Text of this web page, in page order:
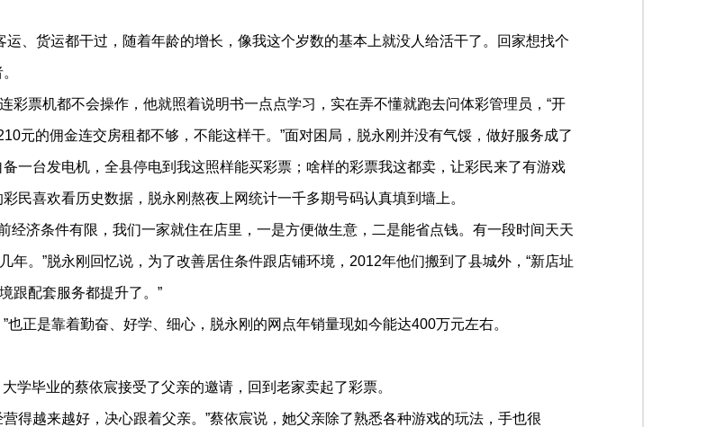
、货运都干过，随着年龄的增长，像我这个岁数的基本上就没人给活干了。回家想找个
彩票机都不会操作，他就照着说明书一点点学习，实在弄不懂就跑去问体彩管理员，“开
元的佣金连交房租都不够，不能这样干。”面对困局，脱永刚并没有气馁，做好服务成了
一台发电机，全县停电到我这照样能买彩票；啥样的彩票我这都卖，让彩民来了有游戏
民喜欢看历史数据，脱永刚熬夜上网统计一千多期号码认真填到墙上。
经济条件有限，我们一家就住在店里，一是方便做生意，二是能省点钱。有一段时间天天
。”脱永刚回忆说，为了改善居住条件跟店铺环境，2012年他们搬到了县城外，“新店址
跟配套服务都提升了。”
正是靠着勤奋、好学、细心，脱永刚的网点年销量现如今能达400万元左右。
学毕业的蔡依宸接受了父亲的邀请，回到老家卖起了彩票。
得越来越好，决心跟着父亲。”蔡依宸说，她父亲除了熟悉各种游戏的玩法，手也很